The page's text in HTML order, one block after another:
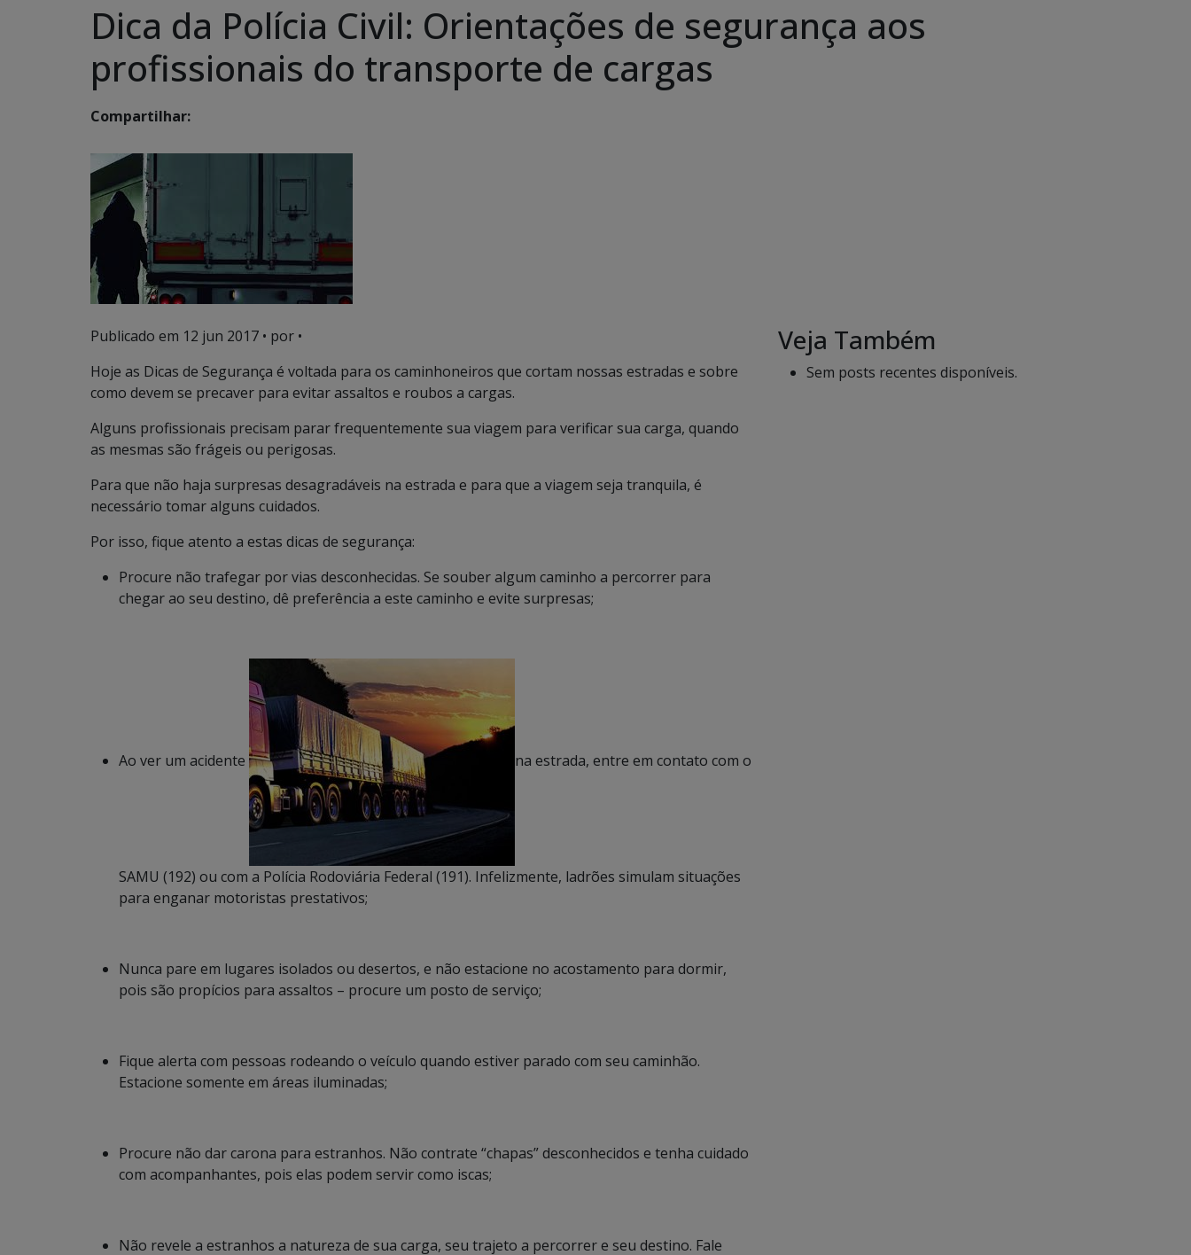
Dica da Polícia Civil: Orientações de segurança aos
profissionais do transporte de cargas
Compartilhar:
Publicado em 12 jun 2017 • por •
Hoje as Dicas de Segurança é voltada para os caminhoneiros que cortam nossas estradas e sobre
como devem se precaver para evitar assaltos e roubos a cargas.
Alguns profissionais precisam parar frequentemente sua viagem para verificar sua carga, quando
as mesmas são frágeis ou perigosas.
Para que não haja surpresas desagradáveis na estrada e para que a viagem seja tranquila, é
necessário tomar alguns cuidados.
Por isso, fique atento a estas dicas de segurança:
Procure não trafegar por vias desconhecidas. Se souber algum caminho a percorrer para
chegar ao seu destino, dê preferência a este caminho e evite surpresas;
Ao ver um acidente na estrada, entre em contato com o
SAMU (192) ou com a Polícia Rodoviária Federal (191). Infelizmente, ladrões simulam situações
para enganar motoristas prestativos;
Nunca pare em lugares isolados ou desertos, e não estacione no acostamento para dormir,
pois são propícios para assaltos – procure um posto de serviço;
Fique alerta com pessoas rodeando o veículo quando estiver parado com seu caminhão.
Estacione somente em áreas iluminadas;
Procure não dar carona para estranhos. Não contrate “chapas” desconhecidos e tenha cuidado
com acompanhantes, pois elas podem servir como iscas;
Não revele a estranhos a natureza de sua carga, seu trajeto a percorrer e seu destino. Fale
Veja Também
Sem posts recentes disponíveis.